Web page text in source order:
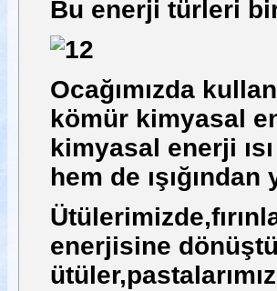
Bu enerji türleri
Ocağımızda
kömür kimyasal
kimyasal enerji
hem de
enerjisine